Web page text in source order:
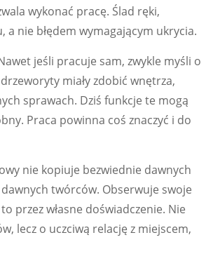
wykonać pracę. Ślad ręki,
nie błędem wymagającym ukrycia.
jeśli pracuje sam, zwykle myśli o
miały zdobić wnętrza,
sprawach. Dziś funkcje te mogą
Praca powinna coś znaczyć i do
nie kopiuje bezwiednie dawnych
twórców. Obserwuje swoje
przez własne doświadczenie. Nie
lecz o uczciwą relację z miejscem,